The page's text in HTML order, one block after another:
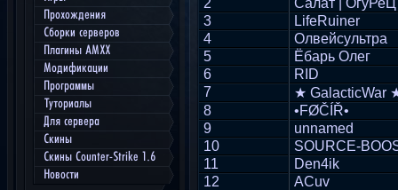
Прохождения
Сборки серверов
Плагины AMXX
Модификации
Программы
Туториалы
Для сервера
Скины
Скины Counter-Strike 1.6
Новости
2
Салат | OгуРеЦ
3
LifeRuiner
4
Олвейсультра
5
Ёбарь Олег
6
RID
7
★ GalacticWar
8
•FØČÍŘ•
9
unnamed
10
SOURCE-
11
Den4ik
12
ACuv